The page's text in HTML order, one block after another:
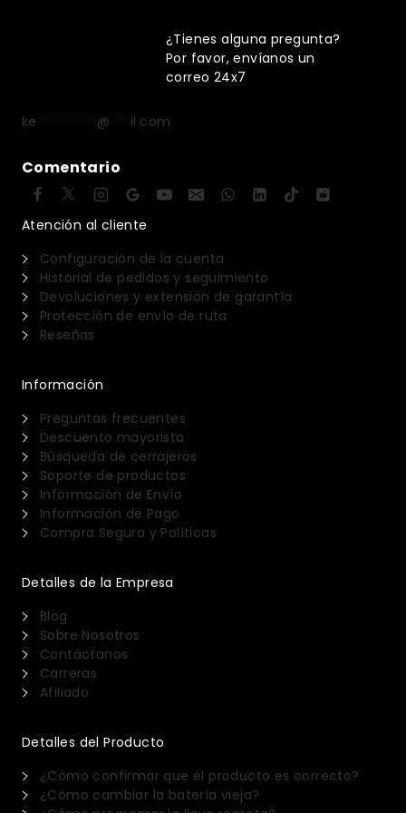
¿Tienes alguna pregunta?
Por favor, envíanos un
correo 24x7
ke @ il.com
Comentario
Atención al cliente
Configuración de la cuenta
Historial de pedidos y seguimiento
Devoluciones y extensión de garantía
Protección de envío de ruta
Reseñas
Información
Preguntas frecuentes
Descuento mayorista
Búsqueda de cerrajeros
Soporte de productos
Información de Envío
Información de Pago
Compra Segura y Políticas
Detalles de la Empresa
Blog
Sobre Nosotros
Contáctanos
Carreras
Afiliado
Detalles del Producto
¿Cómo confirmar que el producto es correcto?
¿Cómo cambiar la batería vieja?